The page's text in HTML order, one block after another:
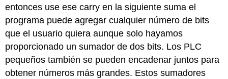
entonces use ese carry en la siguiente suma el
programa puede agregar cualquier número de bits
que el usuario quiera aunque solo hayamos
proporcionado un sumador de dos bits. Los PLC
pequeños también se pueden encadenar juntos para
obtener números más grandes. Estos sumadores